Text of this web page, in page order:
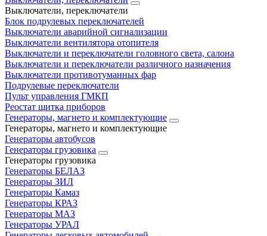
Выключатели, переключатели
Блок подрулевых переключателей
Выключатели аварийной сигнализации
Выключатели вентилятора отопителя
Выключатели и переключатели головного света, салона
Выключатели и переключатели различного назначения
Выключатели противотуманных фар
Подрулевые переключатели
Пульт управления ГМКП
Реостат щитка приборов
Генераторы, магнето и комплектующие
Генераторы, магнето и комплектующие
Генераторы автобусов
Генераторы грузовика
Генераторы грузовика
Генераторы БЕЛАЗ
Генераторы ЗИЛ
Генераторы Камаз
Генераторы КРАЗ
Генераторы МАЗ
Генераторы УРАЛ